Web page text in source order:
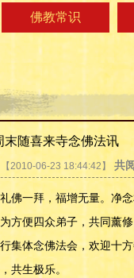
佛教常识
末随喜来寺念佛法讯
【2010-06-23 18:44:42】 共
佛一拜，福增无量。净念
方便四众弟子，共同薰
集体念佛法会，欢迎十
共生极乐。